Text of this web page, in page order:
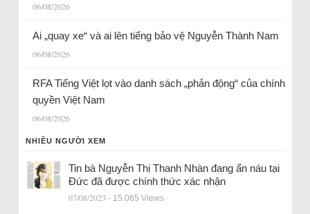
06/08/2026
Ai „quay xe“ và ai lên tiếng bảo vệ Nguyễn Thành Nam
06/08/2026
RFA Tiếng Việt lọt vào danh sách „phản động“ của chính
quyền Việt Nam
06/08/2026
NHIỀU NGƯỜI XEM
Tin bà Nguyễn Thị Thanh Nhàn đang ẩn náu tại
Đức đã được chính thức xác nhận
07/08/2023 - 15.065 Views